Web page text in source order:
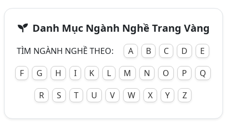
Danh Mục Ngành Nghề Trang Vàng
TÌM NGÀNH NGHỀ THEO: A B C D
E
F
G H I K L M N O P
Q
R
S T U V W X Y Z